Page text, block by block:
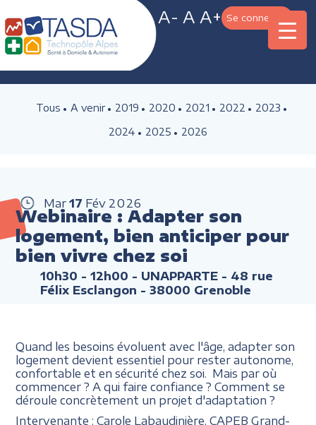
A- A A+ Se connecter
Tous A venir 2019 2020 2021 2022
2023
2024
2025 2026
Mar 17 Fév 2026
Webinaire : Adapter son
logement, bien anticiper pour
bien vivre chez soi
10h30 - 12h00 - UNAPPARTE - 48 rue
Félix Esclangon - 38000 Grenoble
Quand les besoins évoluent avec l'âge, adapter son
logement devient essentiel pour rester autonome,
confortable et en sécurité chez soi. Mais par où
commencer ? A qui faire confiance ? Comment se
déroule concrètement un projet d'adaptation ?
Intervenante : Carole Labaudinière, CAPEB Grand-